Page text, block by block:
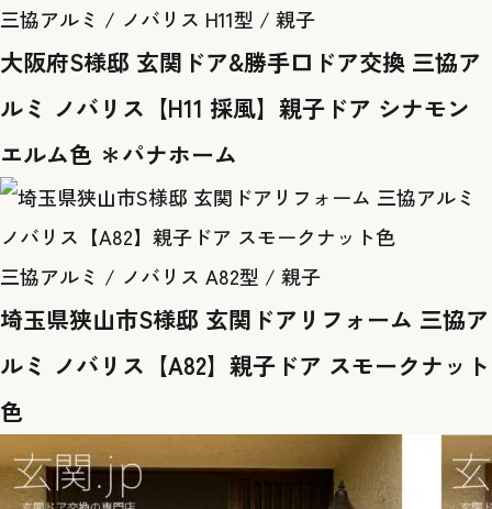
三協アルミ / ノバリス H11型 / 親子
大阪府S様邸 玄関ドア&勝手口ドア交換 三協ア
ルミ ノバリス【H11 採風】親子ドア シナモン
エルム色 ＊パナホーム
三協アルミ / ノバリス A82型 / 親子
埼玉県狭山市S様邸 玄関ドアリフォーム 三協ア
ルミ ノバリス【A82】親子ドア スモークナット
色